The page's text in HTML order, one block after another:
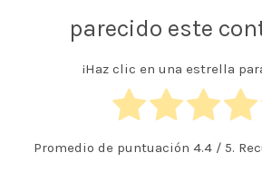
parecido este
¡Haz clic en una estrella
Promedio de puntuación 4.4/ 5.